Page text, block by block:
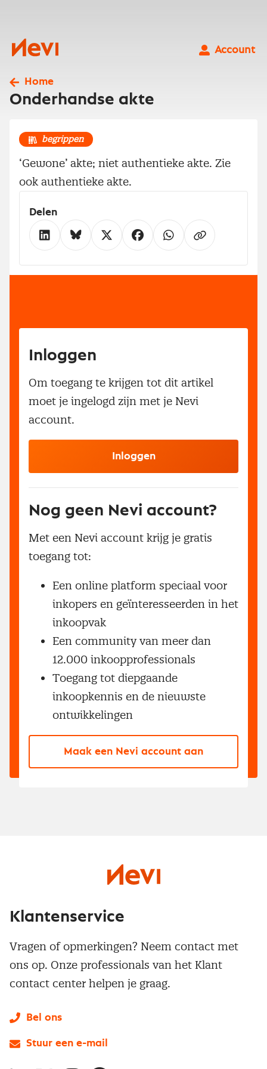
Nevi
Account
Home
Onderhandse akte
begrippen
‘Gewone’ akte; niet authentieke akte. Zie
ook authentieke akte.
Delen
Inloggen
Om toegang te krijgen tot dit artikel
moet je ingelogd zijn met je Nevi
account.
Inloggen
Nog geen Nevi account?
Met een Nevi account krijg je gratis
toegang tot:
Een online platform speciaal voor
inkopers en geïnteresseerden in het
inkoopvak
Een community van meer dan
12.000 inkoopprofessionals
Toegang tot diepgaande
inkoopkennis en de nieuwste
ontwikkelingen
Maak een Nevi account aan
Klantenservice
Vragen of opmerkingen? Neem contact met
ons op. Onze professionals van het Klant
contact center helpen je graag.
Bel ons
Stuur een e-mail